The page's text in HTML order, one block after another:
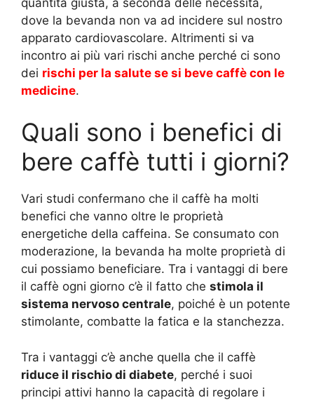
dove la bevanda non va ad incidere sul nostro
apparato cardiovascolare. Altrimenti si va
incontro ai più vari rischi anche perché ci sono
dei rischi per la salute se si beve caffè con le
medicine.
Quali sono i benefici di
bere caffè tutti i giorni?
Vari studi confermano che il caffè ha molti
benefici che vanno oltre le proprietà
energetiche della caffeina. Se consumato con
moderazione, la bevanda ha molte proprietà di
cui possiamo beneficiare. Tra i vantaggi di bere
il caffè ogni giorno c’è il fatto che stimola il
sistema nervoso centrale, poiché è un potente
stimolante, combatte la fatica e la stanchezza.
Tra i vantaggi c’è anche quella che il caffè
riduce il rischio di diabete, perché i suoi
principi attivi hanno la capacità di regolare i